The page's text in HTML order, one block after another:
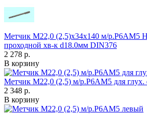
Метчик М22,0 (2,5)х34х140 м/р.Р6АМ5
проходной хв-к d18.0мм DIN376
2 278 р.
В корзину
Метчик М22,0 (2,5) м/р.Р6АМ5 для глух.
2 348 р.
В корзину